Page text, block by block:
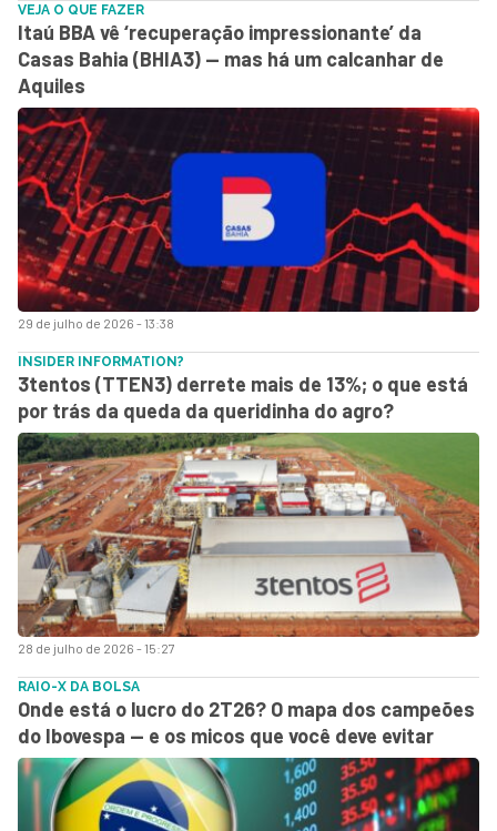
29 de julho de 2026 - 13:38
VEJA O QUE FAZER
Itaú BBA vê ‘recuperação impressionante’ da
Casas Bahia (BHIA3) — mas há um calcanhar de
Aquiles
28 de julho de 2026 - 15:27
INSIDER INFORMATION?
3tentos (TTEN3) derrete mais de 13%; o que está
por trás da queda da queridinha do agro?
RAIO-X DA BOLSA
Onde está o lucro do 2T26? O mapa dos campeões
do Ibovespa — e os micos que você deve evitar